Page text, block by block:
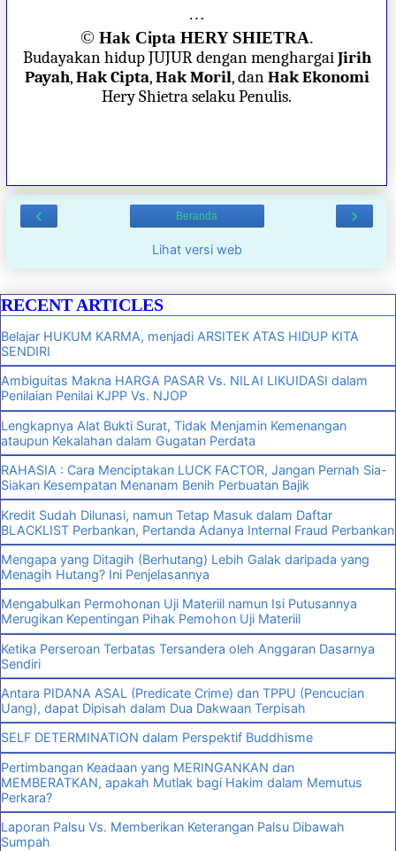
…
© Hak Cipta HERY SHIETRA.
Budayakan hidup JUJUR dengan menghargaiJirih
Payah,Hak Cipta,Hak Moril, danHak Ekonomi
Hery Shietra selaku Penulis.
‹ ›
Beranda
Lihat versi web
RECENT ARTICLES
Belajar HUKUM KARMA, menjadi ARSITEK ATAS HIDUP KITA
SENDIRI
Ambiguitas Makna HARGA PASAR Vs. NILAI LIKUIDASI dalam
Penilaian Penilai KJPP Vs. NJOP
Lengkapnya Alat Bukti Surat, Tidak Menjamin Kemenangan
ataupun Kekalahan dalam Gugatan Perdata
RAHASIA : Cara Menciptakan LUCK FACTOR, Jangan Pernah Sia-
Siakan Kesempatan Menanam Benih Perbuatan Bajik
Kredit Sudah Dilunasi, namun Tetap Masuk dalam Daftar
BLACKLIST Perbankan, Pertanda Adanya Internal Fraud Perbankan
Mengapa yang Ditagih (Berhutang) Lebih Galak daripada yang
Menagih Hutang? Ini Penjelasannya
Mengabulkan Permohonan Uji Materiil namun Isi Putusannya
Merugikan Kepentingan Pihak Pemohon Uji Materiil
Ketika Perseroan Terbatas Tersandera oleh Anggaran Dasarnya
Sendiri
Antara PIDANA ASAL (Predicate Crime) dan TPPU (Pencucian
Uang), dapat Dipisah dalam Dua Dakwaan Terpisah
SELF DETERMINATION dalam Perspektif Buddhisme
Pertimbangan Keadaan yang MERINGANKAN dan
MEMBERATKAN, apakah Mutlak bagi Hakim dalam Memutus
Perkara?
Laporan Palsu Vs. Memberikan Keterangan Palsu Dibawah
Sumpah